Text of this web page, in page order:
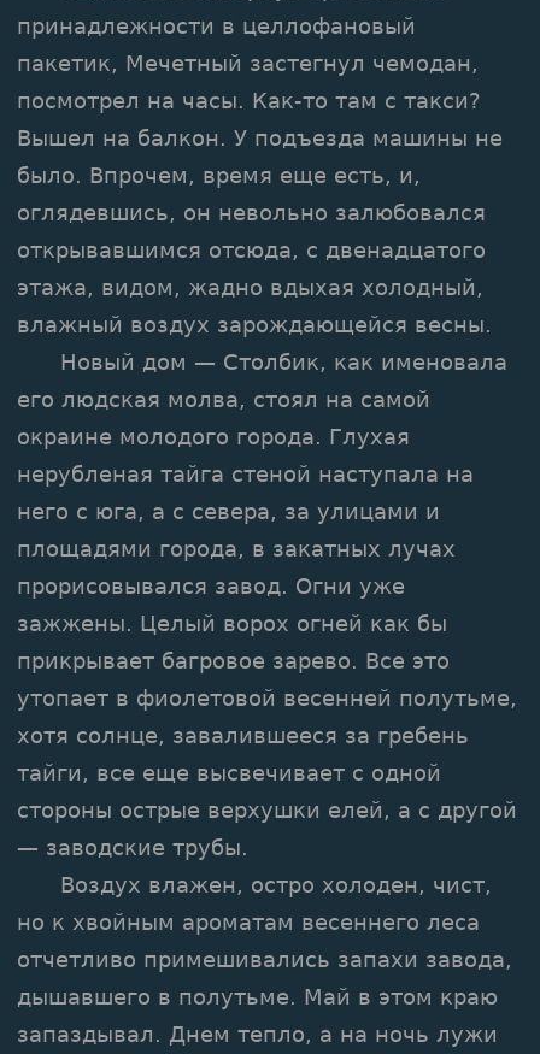
принадлежности в целлофановый
пакетик, Мечетный застегнул чемодан,
посмотрел на часы. Как-то там с такси?
Вышел на балкон. У подъезда машины не
было. Впрочем, время еще есть, и,
оглядевшись, он невольно залюбовался
открывавшимся отсюда, с двенадцатого
этажа, видом, жадно вдыхая холодный,
влажный воздух зарождающейся весны.
Новый дом — Столбик, как именовала
его людская молва, стоял на самой
окраине молодого города. Глухая
нерубленая тайга стеной наступала на
него с юга, а с севера, за улицами и
площадями города, в закатных лучах
прорисовывался завод. Огни уже
зажжены. Целый ворох огней как бы
прикрывает багровое зарево. Все это
утопает в фиолетовой весенней полутьме,
хотя солнце, завалившееся за гребень
тайги, все еще высвечивает с одной
стороны острые верхушки елей, а с другой
— заводские трубы.
Воздух влажен, остро холоден, чист,
но к хвойным ароматам весеннего леса
отчетливо примешивались запахи завода,
дышавшего в полутьме. Май в этом краю
запаздывал. Днем тепло, а на ночь лужи